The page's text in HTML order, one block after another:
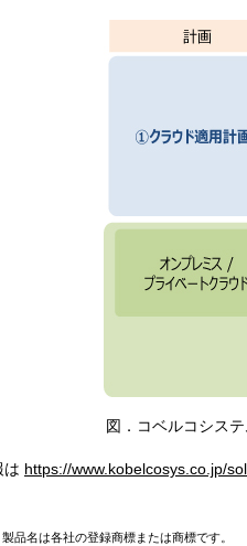
図．コベルコシス
は https://www.kobelcosys.co.jp/
品名は各社の登録商標または商標です。